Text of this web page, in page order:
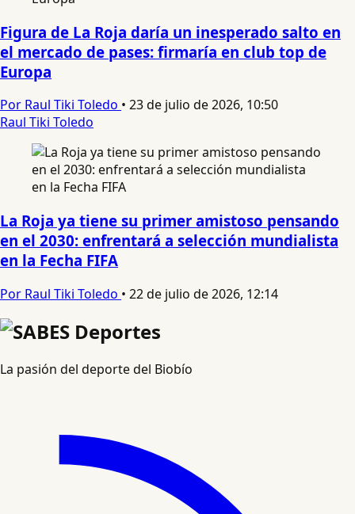
Figura de La Roja daría un inesperado salto en
el mercado de pases: firmaría en club top de
Europa
Por Raul Tiki Toledo • 23 de julio de 2026, 10:50
Raul Tiki Toledo
La Roja ya tiene su primer amistoso pensando
en el 2030: enfrentará a selección mundialista
en la Fecha FIFA
Por Raul Tiki Toledo • 22 de julio de 2026, 12:14
La pasión del deporte del Biobío